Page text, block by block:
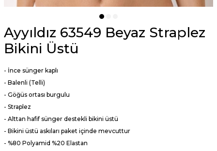
Ayyıldız 63549 Beyaz Straplez
Bikini Üstü
- İnce sünger kaplı
- Balenli (Telli)
- Göğüs ortası burgulu
- Straplez
- Alttan hafif sünger destekli bikini üstü
- Bikini üstü askıları paket içinde mevcuttur
- %80 Polyamid %20 Elastan